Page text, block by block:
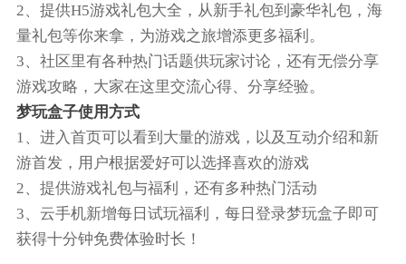
2、提供H5游戏礼包大全，从新手礼包到豪华礼包，海
量礼包等你来拿，为游戏之旅增添更多福利。
3、社区里有各种热门话题供玩家讨论，还有无偿分享
游戏攻略，大家在这里交流心得、分享经验。
梦玩盒子使用方式
1、进入首页可以看到大量的游戏，以及互动介绍和新
游首发，用户根据爱好可以选择喜欢的游戏
2、提供游戏礼包与福利，还有多种热门活动
3、云手机新增每日试玩福利，每日登录梦玩盒子即可
获得十分钟免费体验时长！